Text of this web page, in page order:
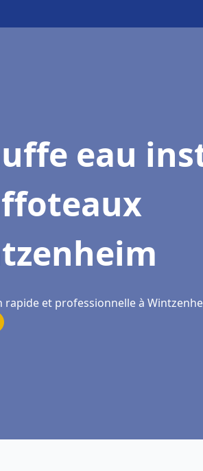
eau
et professionnelle à